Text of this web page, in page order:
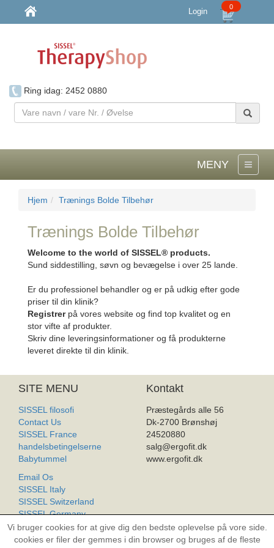
Vi bruger cookies for at give dig den bedste oplevelse på vore side.
cookies er filer der gemmes i din browser og bruges af de fleste
Login 0
Ring idag: 2452 0880
Vare
navn
vare
MENY
Hjem Trænings Bolde Tilbehør
Trænings Bolde Tilbehør
Welcome to the world of SISSEL® products.
Sund siddestilling, søvn og bevægelse i over 25 lande.
Er du professionel behandler og er på udkig efter gode
priser til din klinik?
Registrerpå vores website og find top kvalitet og en
stor vifte af produkter.
Skriv dine leveringsinformationer og få produkterne
leveret direkte til din klinik.
SITE MENU
SISSEL filosofi
Contact Us
SISSEL France
handelsbetingelserne
Babytummel
Email Os
SISSEL Italy
SISSEL Switzerland
SISSEL Germany
SISSEL Worldwide
Produkt Liste
Kontakt
Præstegårds alle 56
Dk-2700 Brønshøj
24520880
salg@ergofit.dk
www.ergofit.dk